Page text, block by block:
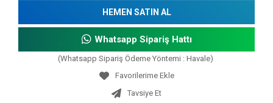
HEMEN SATIN AL
Whatsapp Sipariş Hattı
(Whatsapp Sipariş Ödeme Yöntemi : Havale)
Tavsiye Et